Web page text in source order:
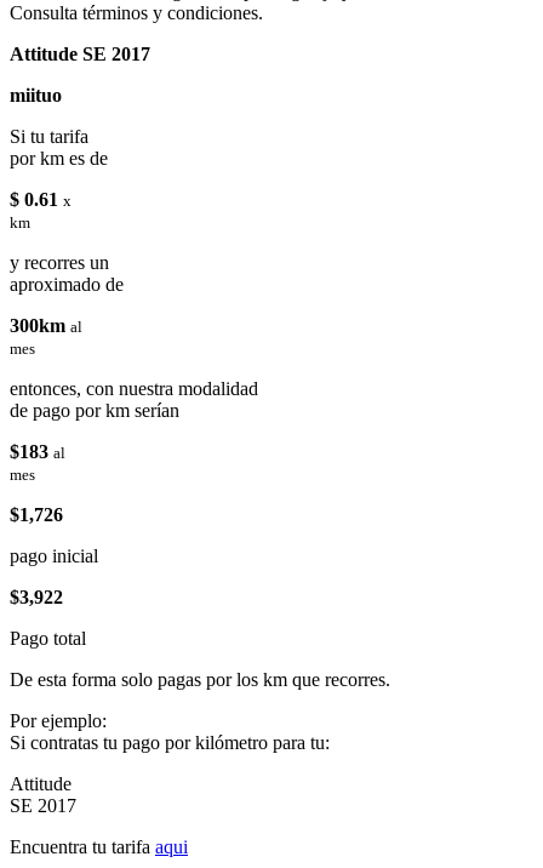
Consulta términos y condiciones.
Attitude SE 2017
miituo
Si tu tarifa
por km es de
$ 0.61 x
km
y recorres un
aproximado de
300km al
mes
entonces, con nuestra modalidad
de pago por km serían
$183 al
mes
$1,726
pago inicial
$3,922
Pago total
De esta forma solo pagas por los km que recorres.
Por ejemplo:
Si contratas tu pago por kilómetro para tu:
Attitude
SE 2017
Encuentra tu tarifa aqui